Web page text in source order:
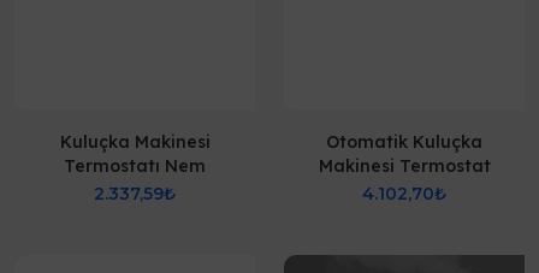
Kuluçka Makinesi
Termostatı Nem
Ayarlama
2.337,59₺
Otomatik Kuluçka
Makinesi Termostat
4.102,70₺